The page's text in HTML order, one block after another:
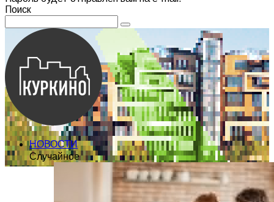
Поиск
НОВОСТИ
Случайное